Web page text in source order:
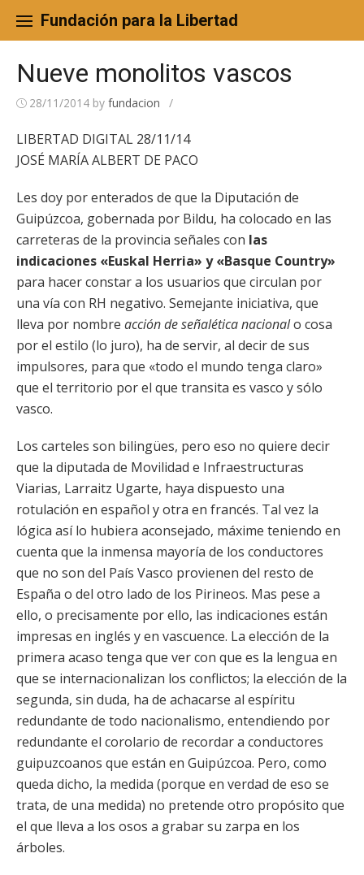
content
Fundación para la Libertad
Nueve monolitos vascos
28/11/2014 by fundacion /
LIBERTAD DIGITAL 28/11/14
JOSÉ MARÍA ALBERT DE PACO
Les doy por enterados de que la Diputación de
Guipúzcoa, gobernada por Bildu, ha colocado en las
carreteras de la provincia señales con las
indicaciones «Euskal Herria» y «Basque Country»
para hacer constar a los usuarios que circulan por
una vía con RH negativo. Semejante iniciativa, que
lleva por nombre acción de señalética nacionalo cosa
por el estilo (lo juro), ha de servir, al decir de sus
impulsores, para que «todo el mundo tenga claro»
que el territorio por el que transita es vasco y sólo
vasco.
Los carteles son bilingües, pero eso no quiere decir
que la diputada de Movilidad e Infraestructuras
Viarias, Larraitz Ugarte, haya dispuesto una
rotulación en español y otra en francés. Tal vez la
lógica así lo hubiera aconsejado, máxime teniendo en
cuenta que la inmensa mayoría de los conductores
que no son del País Vasco provienen del resto de
España o del otro lado de los Pirineos. Mas pese a
ello, o precisamente por ello, las indicaciones están
impresas en inglés y en vascuence. La elección de la
primera acaso tenga que ver con que es la lengua en
que se internacionalizan los conflictos; la elección de la
segunda, sin duda, ha de achacarse al espíritu
redundante de todo nacionalismo, entendiendo por
redundante el corolario de recordar a conductores
guipuzcoanos que están en Guipúzcoa. Pero, como
queda dicho, la medida (porque en verdad de eso se
trata, de una medida) no pretende otro propósito que
el que lleva a los osos a grabar su zarpa en los
árboles.